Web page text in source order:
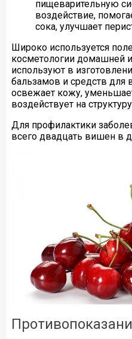
пищеварительную
воздействие,
сока, улучшает
Широко используется
косметологии домашней
используют в
бальзамов и средств для
освежает кожу,
воздействует на
Для профилактики
всего двадцать вишен в